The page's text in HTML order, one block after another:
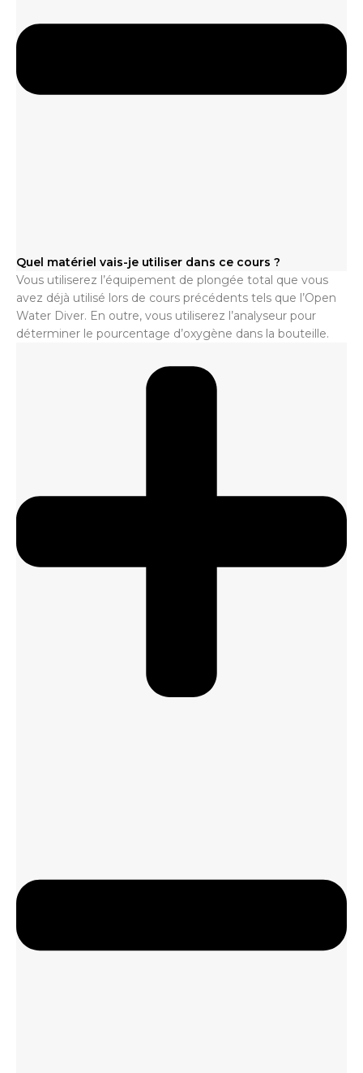
Quel matériel vais-je utiliser dans ce cours ?
Vous utiliserez l’équipement de plongée total que vous
avez déjà utilisé lors de cours précédents tels que l’Open
Water Diver. En outre, vous utiliserez l’analyseur pour
déterminer le pourcentage d’oxygène dans la bouteille.